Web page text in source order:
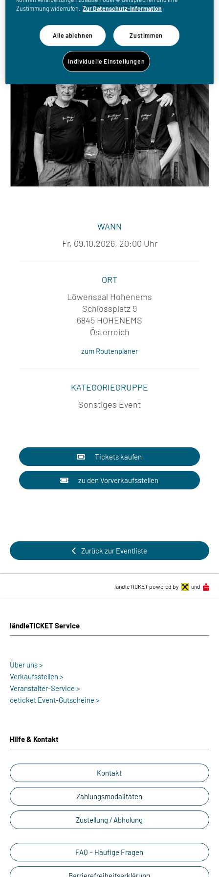
Solo-Programm
WANN
Fr, 09.10.2026, 20:00 Uhr
ORT
Löwensaal Hohenems
Schlossplatz 9
6845 HOHENEMS
Österreich
zum Routenplaner
KATEGORIEGRUPPE
Sonstiges Event
Tickets kaufen
zu den Vorverkaufsstellen
Zurück zur Eventliste
ländleTICKET Service
Über uns >
Verkaufsstellen >
Veranstalter-Service >
oeticket Event-Gutscheine >
Hilfe & Kontakt
Kontakt
Zahlungsmodalitäten
Zustellung / Abholung
FAQ – Häufige Fragen
ländleTICKET powered by und
Zustimmung widerrufen. Zur Datenschutz-Information
Alle ablehnen Zustimmen
Individuelle Einstellungen